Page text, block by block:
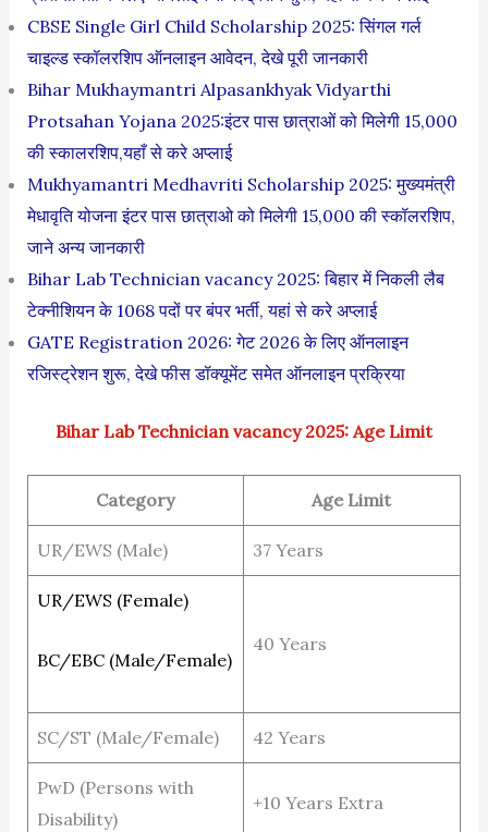
CBSE Single Girl Child Scholarship 2025: सिंगल गर्ल
चाइल्ड स्कॉलरशिप ऑनलाइन आवेदन, देखे पूरी जानकारी
Bihar Mukhaymantri Alpasankhyak Vidyarthi
Protsahan Yojana 2025:इंटर पास छात्राओं को मिलेगी 15,000
की स्कालरशिप,यहाँ से करे अप्लाई
Mukhyamantri Medhavriti Scholarship 2025: मुख्यमंत्री
मेधावृति योजना इंटर पास छात्राओ को मिलेगी 15,000 की स्कॉलरशिप,
जाने अन्य जानकारी
Bihar Lab Technician vacancy 2025: बिहार में निकली लैब
टेक्नीशियन के 1068 पदों पर बंपर भर्ती, यहां से करे अप्लाई
GATE Registration 2026: गेट 2026 के लिए ऑनलाइन
रजिस्ट्रेशन शुरू, देखे फीस डॉक्यूमेंट समेत ऑनलाइन प्रक्रिया
Bihar Lab Technician vacancy 2025: Age Limit
Category Age Limit
UR/EWS (Male) 37 Years
UR/EWS (Female)
BC/EBC (Male/Female)
40 Years
SC/ST (Male/Female) 42 Years
PwD (Persons with
Disability)
+10 Years Extra